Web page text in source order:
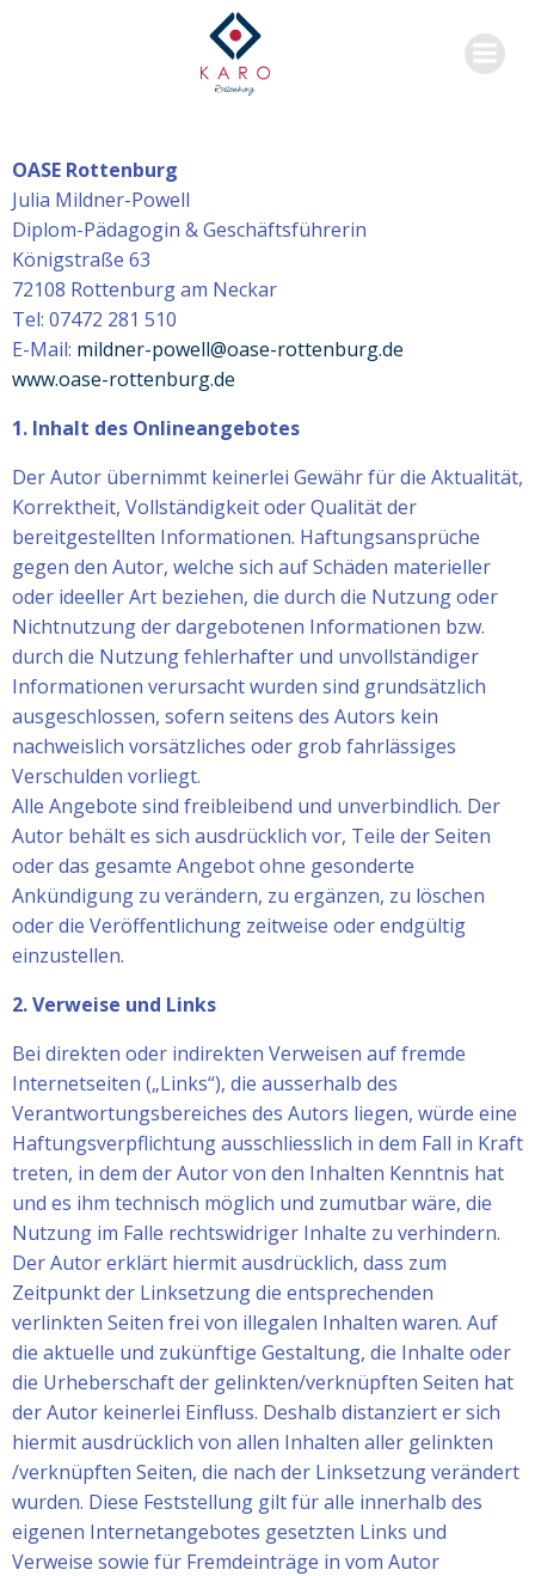
OASE Rottenburg
Julia Mildner-Powell
Diplom-Pädagogin & Geschäftsführerin
Königstraße 63
72108 Rottenburg am Neckar
Tel: 07472 281 510
E-Mail: mildner-powell@oase-rottenburg.de
www.oase-rottenburg.de
1. Inhalt des Onlineangebotes
Der Autor übernimmt keinerlei Gewähr für die Aktualität,
Korrektheit, Vollständigkeit oder Qualität der
bereitgestellten Informationen. Haftungsansprüche
gegen den Autor, welche sich auf Schäden materieller
oder ideeller Art beziehen, die durch die Nutzung oder
Nichtnutzung der dargebotenen Informationen bzw.
durch die Nutzung fehlerhafter und unvollständiger
Informationen verursacht wurden sind grundsätzlich
ausgeschlossen, sofern seitens des Autors kein
nachweislich vorsätzliches oder grob fahrlässiges
Verschulden vorliegt.
Alle Angebote sind freibleibend und unverbindlich. Der
Autor behält es sich ausdrücklich vor, Teile der Seiten
oder das gesamte Angebot ohne gesonderte
Ankündigung zu verändern, zu ergänzen, zu löschen
oder die Veröffentlichung zeitweise oder endgültig
einzustellen.
2. Verweise und Links
Bei direkten oder indirekten Verweisen auf fremde
Internetseiten („Links“), die ausserhalb des
Verantwortungsbereiches des Autors liegen, würde eine
Haftungsverpflichtung ausschliesslich in dem Fall in Kraft
treten, in dem der Autor von den Inhalten Kenntnis hat
und es ihm technisch möglich und zumutbar wäre, die
Nutzung im Falle rechtswidriger Inhalte zu verhindern.
Der Autor erklärt hiermit ausdrücklich, dass zum
Zeitpunkt der Linksetzung die entsprechenden
verlinkten Seiten frei von illegalen Inhalten waren. Auf
die aktuelle und zukünftige Gestaltung, die Inhalte oder
die Urheberschaft der gelinkten/verknüpften Seiten hat
der Autor keinerlei Einfluss. Deshalb distanziert er sich
hiermit ausdrücklich von allen Inhalten aller gelinkten
/verknüpften Seiten, die nach der Linksetzung verändert
wurden. Diese Feststellung gilt für alle innerhalb des
eigenen Internetangebotes gesetzten Links und
Verweise sowie für Fremdeinträge in vom Autor